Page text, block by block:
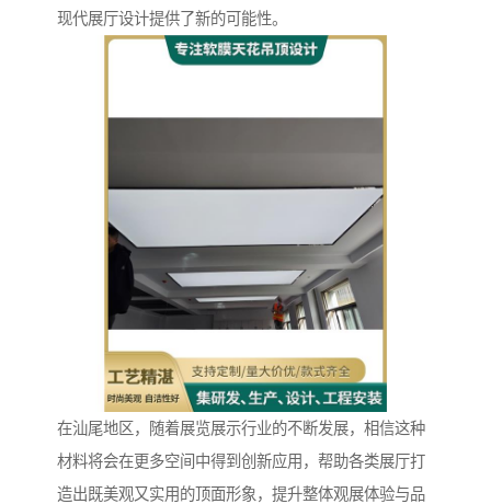
现代展厅设计提供了新的可能性。
在汕尾地区，随着展览展示行业的不断发展，相信这种
材料将会在更多空间中得到创新应用，帮助各类展厅打
造出既美观又实用的顶面形象，提升整体观展体验与品